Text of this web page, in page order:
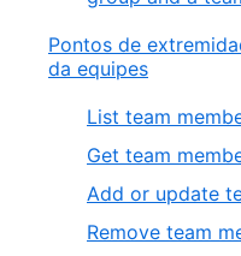
Pontos de
da equipes
List team
Get team
Add or update
Remove team